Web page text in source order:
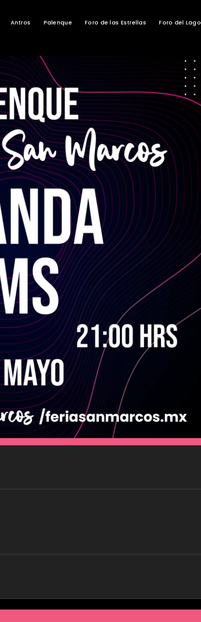
Antros Palenque Foro de las Estrellas Foro del Lago